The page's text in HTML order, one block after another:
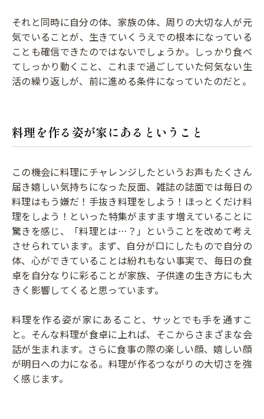
それと同時に自分の体、家族の体、周りの大切な人が元
気でいることが、生きていくうえでの根本になっている
ことも確信できたのではないでしょうか。しっかり食べ
てしっかり動くこと、これまで過ごしていた何気ない生
活の繰り返しが、前に進める条件になっていたのだと。
料理を作る姿が家にあるということ
この機会に料理にチャレンジしたというお声もたくさん
届き嬉しい気持ちになった反面、雑誌の誌面では毎日の
料理はもう嫌だ！手抜き料理をしよう！ほっとくだけ料
理をしよう！といった特集がますます増えていることに
驚きを感じ、「料理とは…？」ということを改めて考え
させられています。まず、自分が口にしたもので自分の
体、心ができていることは紛れもない事実で、毎日の食
卓を自分なりに彩ることが家族、子供達の生き方にも大
きく影響してくると思っています。
料理を作る姿が家にあること、サッとでも手を通すこ
と。そんな料理が食卓に上れば、そこからさまざまな会
話が生まれます。さらに食事の際の楽しい顔、嬉しい顔
が明日への力になる。料理が作るつながりの大切さを強
く感じます。